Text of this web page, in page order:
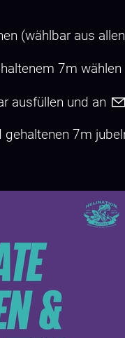
(wählbar aus
7m wählen
ausfüllen und an
gehaltenen 7m